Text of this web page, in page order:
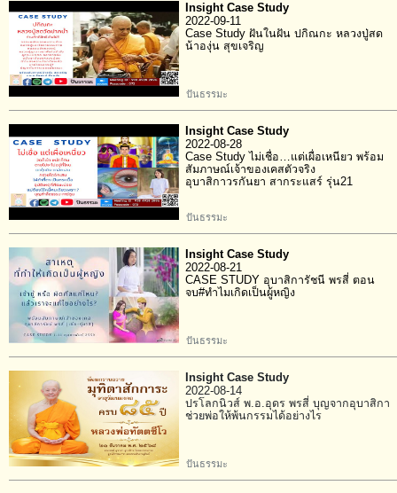
Insight Case Study
2022-09-11
Case Study ฝันในฝัน ปกิณกะ หลวงปู่สด
น้าองุ่น สุขเจริญ
ปันธรรมะ
Insight Case Study
2022-08-28
Case Study ไม่เชื่อ…แต่เผื่อเหนียว พร้อม
สัมภาษณ์เจ้าของเคสตัวจริง
อุบาสิกาวรกันยา สากระแสร์ รุ่น21
ปันธรรมะ
Insight Case Study
2022-08-21
CASE STUDY อุบาสิการัชนี พรสี่ ตอน
จบ#ทำไมเกิดเป็นผู้หญิง
ปันธรรมะ
Insight Case Study
2022-08-14
ปรโลกนิวส์ พ.อ.อุดร พรสี่ บุญจากอุบาสิกา
ช่วยพ่อให้พ้นกรรมได้อย่างไร
ปันธรรมะ